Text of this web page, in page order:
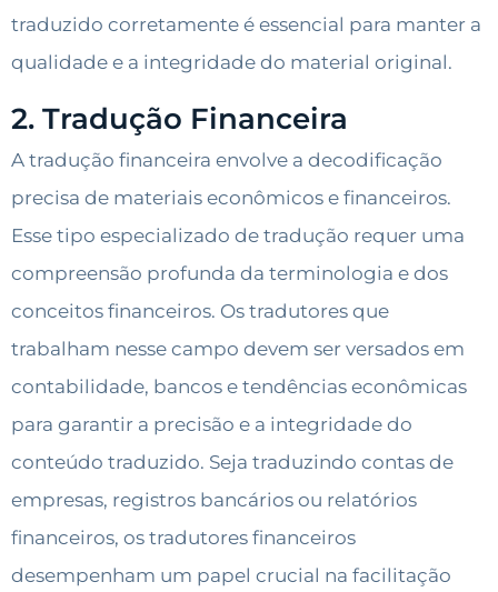
traduzido corretamente é essencial para manter a
qualidade e a integridade do material original.
2. Tradução Financeira
A tradução financeira envolve a decodificação
precisa de materiais econômicos e financeiros.
Esse tipo especializado de tradução requer uma
compreensão profunda da terminologia e dos
conceitos financeiros. Os tradutores que
trabalham nesse campo devem ser versados em
contabilidade, bancos e tendências econômicas
para garantir a precisão e a integridade do
conteúdo traduzido. Seja traduzindo contas de
empresas, registros bancários ou relatórios
financeiros, os tradutores financeiros
desempenham um papel crucial na facilitação